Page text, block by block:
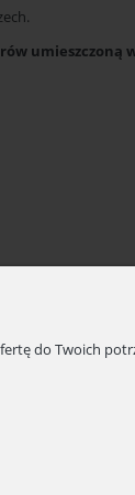
umieszczoną
do Twoich